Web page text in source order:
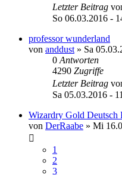
Letzter Beitrag
So 06.03.2016 -
professor wunderland
von anddust » Sa
0 Antworten
4290 Zugriffe
Letzter Beitrag
Sa 05.03.2016 -
Wizardry Gold Deutsch
von DerRaabe » Mi
1
2
3